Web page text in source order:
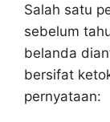
Salah satu
sebelum
belanda
bersifat
pernyataan: